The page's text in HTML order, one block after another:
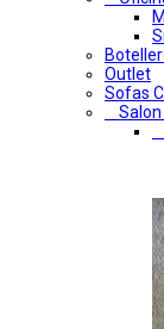
Outlet
Sofas